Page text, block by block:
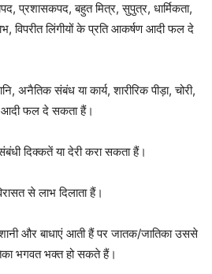
प्रशासकपद, बहुत मित्र, सुपुत्र, धार्मिकता,
विपरीत लिंगीयों के प्रति आकर्षण आदी फल दे
अनैतिक संबंध या कार्य, शारीरिक पीड़ा, चोरी,
आदी फल दे सकता हैं।
दिक्कतें या देरी करा सकता हैं।
से लाभ दिलाता हैं।
और बाधाएं आती हैं पर जातक/जातिका उससे
भगवत भक्त हो सकते हैं।